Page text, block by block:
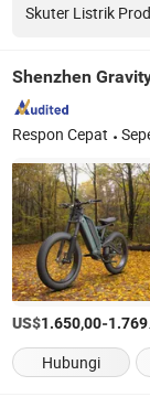
Skuter Listrik
Shenzhen
Respon Cepat Sepeda Listrik,
US$1.650,00-1.769,00
Hubungi